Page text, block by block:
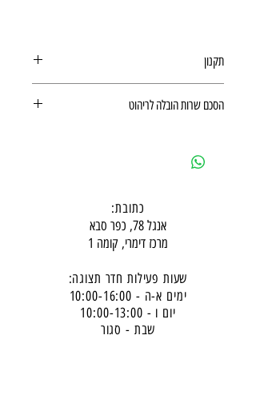
תקנון
הסכם שרות הובלה לריהוט
כתובת:
אנגל 78, כפר סבא
מרכז דימרי, קומה 1
שעות פעילות חדר תצוגה:
ימים א-ה - 10:00-16: 00
יום ו - 10:00-13:00
שבת - סגור